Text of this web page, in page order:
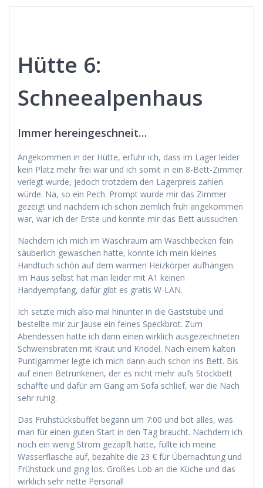
Hütte 6:
Schneealpenhaus
Immer hereingeschneit…
Angekommen in der Hütte, erfuhr ich, dass im Lager leider
kein Platz mehr frei war und ich somit in ein 8-Bett-Zimmer
verlegt wurde, jedoch trotzdem den Lagerpreis zahlen
würde. Na, so ein Pech. Prompt wurde mir das Zimmer
gezeigt und nachdem ich schon ziemlich früh angekommen
war, war ich der Erste und konnte mir das Bett aussuchen.
Nachdem ich mich im Waschraum am Waschbecken fein
säuberlich gewaschen hatte, konnte ich mein kleines
Handtuch schön auf dem warmen Heizkörper aufhängen.
Im Haus selbst hat man leider mit A1 keinen
Handyempfang, dafür gibt es gratis W-LAN.
Ich setzte mich also mal hinunter in die Gaststube und
bestellte mir zur Jause ein feines Speckbrot. Zum
Abendessen hatte ich dann einen wirklich ausgezeichneten
Schweinsbraten mit Kraut und Knödel. Nach einem kalten
Puntigammer legte ich mich dann auch schon ins Bett. Bis
auf einen Betrunkenen, der es nicht mehr aufs Stockbett
schaffte und dafür am Gang am Sofa schlief, war die Nach
sehr ruhig.
Das Frühstücksbuffet begann um 7:00 und bot alles, was
man für einen guten Start in den Tag braucht. Nachdem ich
noch ein wenig Strom gezapft hatte, füllte ich meine
Wasserflasche auf, bezahlte die 23 € für Übernachtung und
Frühstück und ging los. Großes Lob an die Küche und das
wirklich sehr nette Personal!